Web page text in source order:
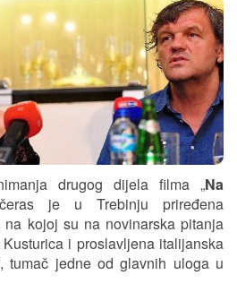
drugog dijela filma „Na
je u Trebinju priređena
na kojoj su na novinarska pitanja
i proslavljena italijanska
tumač jedne od glavnih uloga u